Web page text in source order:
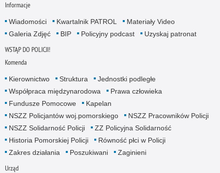
Informacje
Wiadomości Kwartalnik PATROL
Materiały Video
Galeria Zdjęć
BIP Policyjny podcast Uzyskaj patronat
WSTĄP DO POLICJI!
Komenda
Kierownictwo Struktura
Jednostki podległe
Współpraca międzynarodowa
Prawa człowieka
Fundusze Pomocowe
Kapelan
NSZZ Policjantów woj.pomorskiego
NSZZ Pracowników Policji
NSZZ Solidarność Policji
ZZ Policyjna Solidarność
Historia Pomorskiej Policji
Równość płci w Policji
Zakres działania
Poszukiwani Zaginieni
Urząd